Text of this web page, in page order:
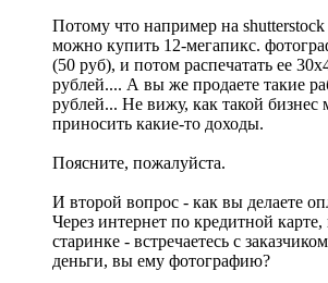
Потому что например на
можно купить 12-мегапикс.
(50 руб), и потом распечатать ее
рублей.... А вы же продаете такие
рублей... Не вижу, как такой бизнес
приносить какие-то доходы.
Поясните, пожалуйста.
И второй вопрос - как вы делаете
Через интернет по кредитной
старинке - встречаетесь с
деньги, вы ему фотографию?